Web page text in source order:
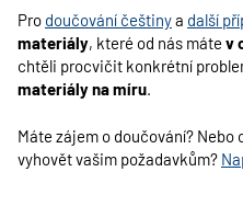
Pro doučování češtinya další
materiály, které od nás máte v
chtěli procvičit konkrétní
materiály na míru.
Máte zájem o doučování?
vyhovět vašim požadavkům?